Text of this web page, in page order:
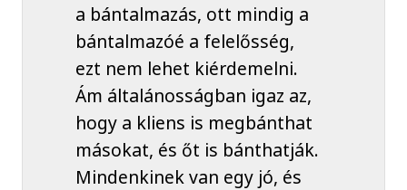
a bántalmazás, ott mindig a
bántalmazóé a felelősség,
ezt nem lehet kiérdemelni.
Ám általánosságban igaz az,
hogy a kliens is megbánthat
másokat, és őt is bánthatják.
Mindenkinek van egy jó, és